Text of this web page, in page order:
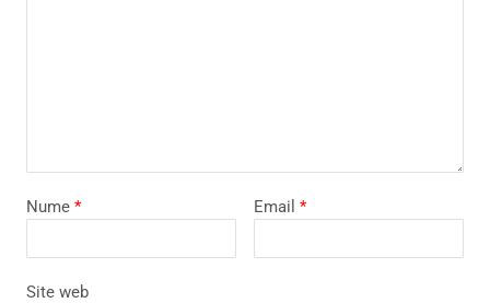
Nume * Email *
Site web